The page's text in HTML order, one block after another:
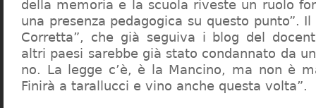
della memoria e la scuola riveste un ruolo
una presenza pedagogica su questo punto”.
Corretta”, che già seguiva i blog del
altri paesi sarebbe già stato condannato da
no. La legge c’è, è la Mancino, ma non è
Finirà a tarallucci e vino anche questa volta”.